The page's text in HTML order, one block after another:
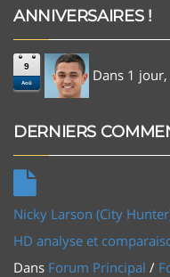
ANNIVERSAIRES !
9
Aoû Dans 1 jour,
DERNIERS
Nicky Larson (City
HD analyse et
Dans Forum Principal /